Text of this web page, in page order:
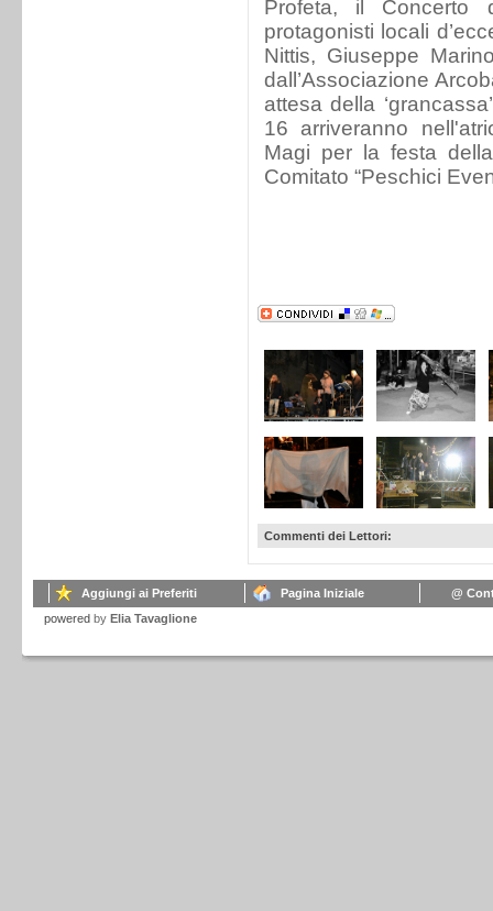
Profeta, il
protagonisti locali
Nittis, Giuseppe
dall’Associazione
attesa della
16 arriveranno
Magi per la festa
Comitato “Peschici
Commenti dei Lettori:
Aggiungi ai Preferiti Pagina Iniziale
@
powered by Elia Tavaglione